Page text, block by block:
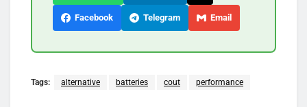
Facebook Telegram Email
Tags: alternative batteries cout performance